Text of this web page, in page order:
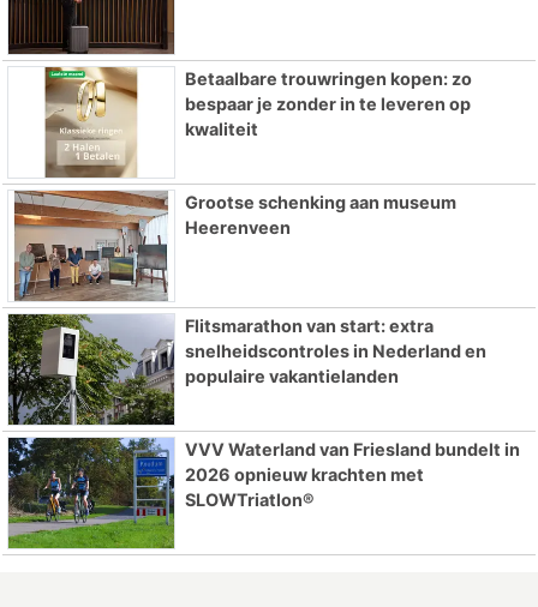
Betaalbare trouwringen kopen: zo
bespaar je zonder in te leveren op
kwaliteit
Grootse schenking aan museum
Heerenveen
Flitsmarathon van start: extra
snelheidscontroles in Nederland en
populaire vakantielanden
VVV Waterland van Friesland bundelt in
2026 opnieuw krachten met
SLOWTriatlon®